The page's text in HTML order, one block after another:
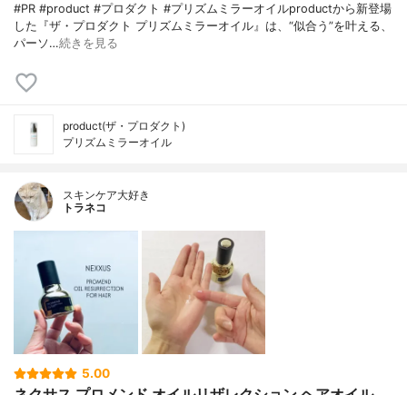
#PR #product #プロダクト #プリズムミラーオイルproductから新登場
した『ザ・プロダクト プリズムミラーオイル』は、“似合う”を叶える、
パーソ…続きを見る
product(ザ・プロダクト)
プリズムミラーオイル
スキンケア大好き
トラネコ
5.00